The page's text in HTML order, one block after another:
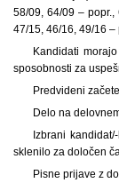
58/09, 64/09 – popr.,
47/15, 46/16, 49/16 –
Kandidati
sposobnosti za
Predvideni
Delo na
Izbrani
sklenilo za določen
Pisne prijave z